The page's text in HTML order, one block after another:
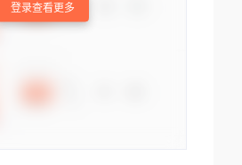
登录查看更多